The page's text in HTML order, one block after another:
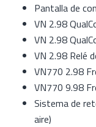
Pantalla de
VN 2.98
VN 2.98
VN 2.98 Relé
VN770 2.98
VN770 9.98
Sistema de
aire)